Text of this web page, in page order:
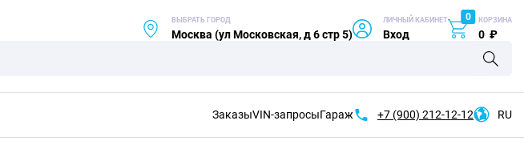
ВЫБРАТЬ ГОРОД
Москва (ул Московская, д 6 стр 5)
ЛИЧНЫЙ КАБИНЕТ
Вход
0 КОРЗИНА
0 ₽
ЗаказыVIN-запросыГараж +7 (900) 212-12-12 RU